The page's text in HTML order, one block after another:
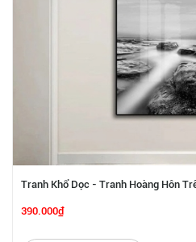
Tranh Khổ Dọc - Tranh Hoàng Hôn
390.000₫